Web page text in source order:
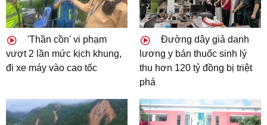
'Thần cồn' vi phạm
vượt 2 lần mức kịch khung,
đi xe máy vào cao tốc
Đường dây giả danh
lương y bán thuốc sinh lý
thu hơn 120 tỷ đồng bị triệt
phá